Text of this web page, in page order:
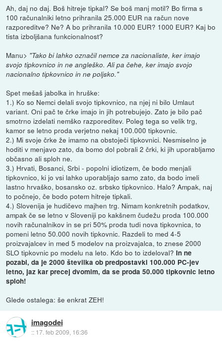
Ah, daj no daj. Boš hitreje tipkal? Se boš manj motil? Bo firma s
100 računalniki letno prihranila 25.000 EUR na račun nove
razporeditve? Ne? A bo prihranila 10.000 EUR? 1000 EUR? Kaj bo
tista izboljšana funkcionalnost?
Manu> "Tako bi lahko označil nemce za nacionaliste, ker imajo
svojo tipkovnico in ne angleško. Ali pa čehe, ker imajo svojo
nacionalno tipkovnico in ne poljsko."
Spet mešaš jabolka in hruške:
1.) Ko so Nemci delali svojo tipkovnico, na njej ni bilo Umlaut
variant. Oni pač te črke imajo in jih potrebujejo. Zato je bilo pač
smotrno izdelati nemško razporeditev. Poleg tega so velik trg,
kamor se letno proda verjetno nekaj 100.000 tipkovnic.
2.) Mi svoje črke že imamo na obstoječi tipkovnici. Nesmiselno je
hoditi v menjavo zato, da bomo dol pobrali 2 črki, ki jih uporabljamo
občasno ali sploh ne.
3.) Hrvati, Bosanci, Srbi - popolni idiotizem, če bodo menjali
tipkovnico, ki jo vsi lahko uporabljajo samo zato, da bodo imeli
lastno hrvaško, bosansko oz. srbsko tipkovnico. Halo? Ampak, naj
to počnejo, če bodo potem hitreje tipkali.
4.) Slovenija je hudičevo majhen trg. Nimam konkretnih podatkov,
ampak če se letno v Sloveniji po kakšnem čudežu proda 100.000
novih računalnikov in se pri 50% proda tudi nova tipkovnica, to
pomeni letno 50.000 novih tipkovnic. Razdeli to med 4-5
proizvajalcev in med 5 modelov na proizvajalca, to znese 2000
SLO tipkovnic po modelu na leto. Kdo bo to izdeloval?In ne
pozabi, da je 2000 številka ob predpostavki 100.000 PC-jev
letno, jaz kar precej dvomim, da se proda 50.000 tipkovnic letno
sploh!
Glede ostalega: še enkrat ZEH!
imagodei
:: 17. feb 2009, 16:36